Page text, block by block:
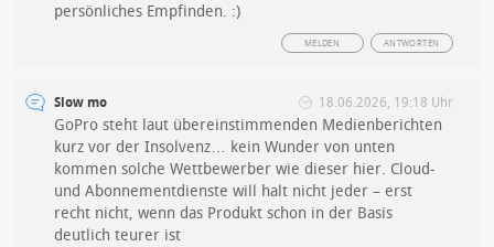
persönliches Empfinden. :)
ANTWORTEN
MELDEN
Slow mo 18.06.2026, 19:18 Uhr
GoPro steht laut übereinstimmenden Medienberichten
kurz vor der Insolvenz… kein Wunder von unten
kommen solche Wettbewerber wie dieser hier. Cloud-
und Abonnementdienste will halt nicht jeder – erst
recht nicht, wenn das Produkt schon in der Basis
deutlich teurer ist